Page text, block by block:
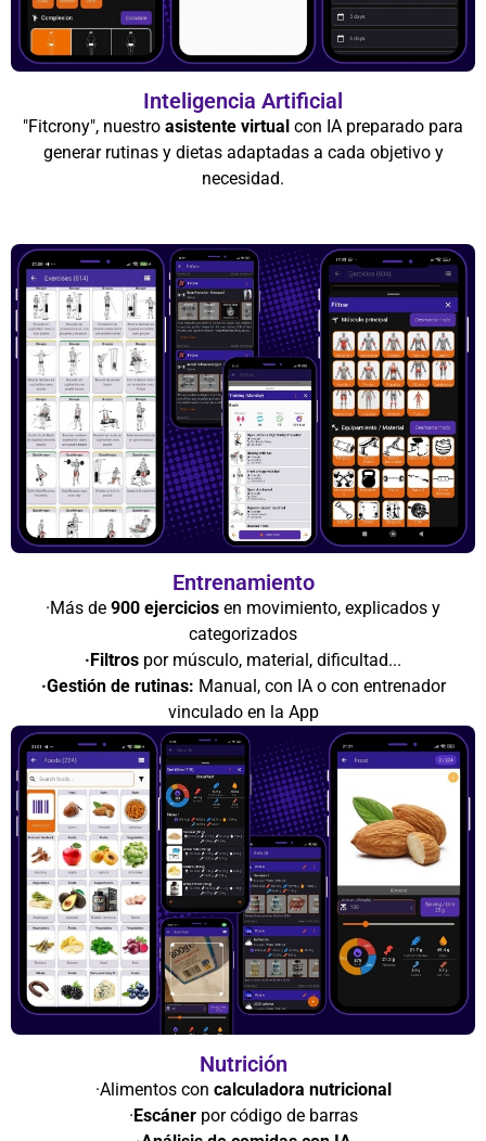
Inteligencia Artificial
"Fitcrony", nuestro asistente virtual con IA preparado para
generar rutinas y dietas adaptadas a cada objetivo y
necesidad.
Entrenamiento
·Más de 900 ejercicios en movimiento, explicados y
categorizados
·Filtros por músculo, material, dificultad...
·Gestión de rutinas: Manual, con IA o con entrenador
vinculado en la App
Nutrición
·Alimentos con calculadora nutricional
· Escánerpor código de barras